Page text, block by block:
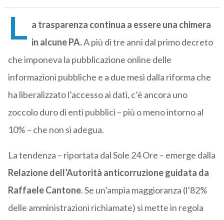
L a trasparenza continua a essere una chimera
in alcune PA.A più di tre anni dal primo decreto
che imponeva la pubblicazione online delle
informazioni pubbliche e a due mesi dalla riforma che
ha liberalizzato l’accesso ai dati, c’è ancora uno
zoccolo duro di enti pubblici – più o meno intorno al
10% – che non si adegua.
La tendenza – riportata dal Sole 24 Ore – emerge dalla
Relazione dell’Autorità anticorruzione guidata da
Raffaele Cantone. Se un’ampia maggioranza (l’82%
delle amministrazioni richiamate) si mette in regola